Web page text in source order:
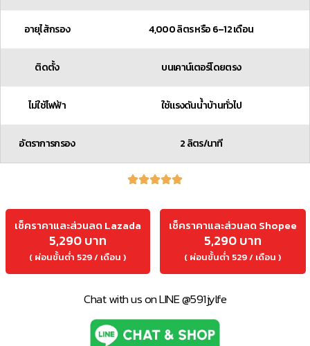
อายุไส้กรอง 4,000 ลิตร หรือ 6–12 เดือน
ติดตั้ง บนเคาน์เตอร์โดยตรง
ไม่ใช้ไฟฟ้า ใช้แรงดันน้ำบ้านทั่วไป​
อัตราการกรอง 2 ลิตร/นาที
เช็คราคาและส่วนลด Lazada
5,290 บาท
( ผ่อนขั้นต่ำ 529 / เดือน )
เช็คราคาและส่วนลด Shopee
5,290 บาท
( ผ่อนขั้นต่ำ 529 / เดือน )
Chat with us on LINE @591jylfe